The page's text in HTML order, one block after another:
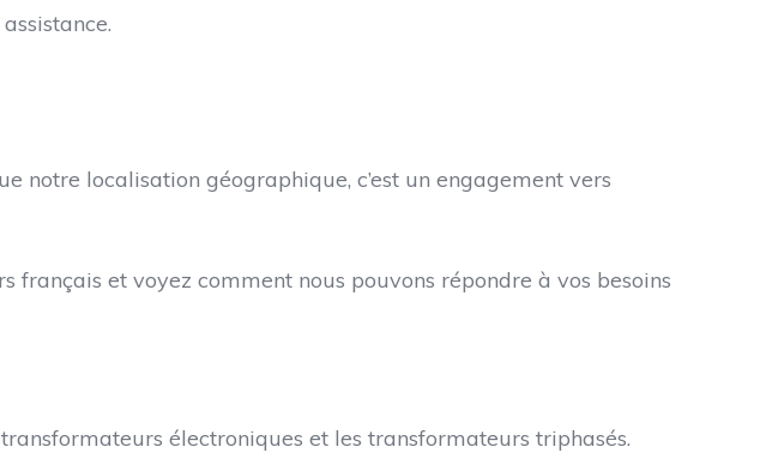
notre localisation géographique, c’est un engagement vers
français et voyez comment nous pouvons répondre à vos besoins
électroniques et les transformateurs triphasés.